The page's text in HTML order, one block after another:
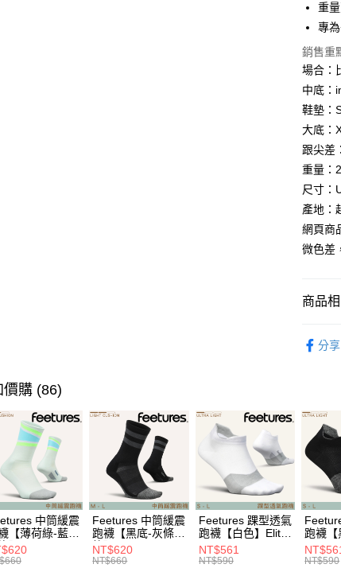
AFTEE
相關說明
【關於
便利好
１．簡
３．安
【「
１．於
付」結
２．訂
絡購買
是否繳
交易，
求債
２．關
https://
３．
「
任。
４．使
即時審
結果請
５．嚴
ATM付
貨到付款
運送
全家取
每筆
每筆
每筆
貨到付款
每筆
重
專
銷售重
場合：
中底：
鞋墊：
大底：
跟尖差
重量：
尺寸：
產地：
網頁商
微色差
商品
❚ 暑假
❚ 新品
►《跑
►《跑
分享
價購 (86)
中筒緩震
【薄荷綠-藍綠
】Elite Light
Crew
Feetures 中筒緩震
跑襪【黑底-灰條
紋】Elite Light
Cushion Crew
NT$620
NT$660
Feetures 踝型透氣
跑襪【白色】Elite
Ultra Light NST
E55
NT$561
NT$590
跑襪【
Ultra
E55
NT$590